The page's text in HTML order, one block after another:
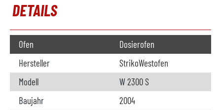
DETAILS
Ofen
Dosierofen
Hersteller
StrikoWestofen
Modell
W 2300 S
Baujahr
2004